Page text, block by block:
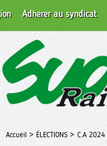
Adhérer au syndicat
Accueil > ÉLECTIONS > C.A